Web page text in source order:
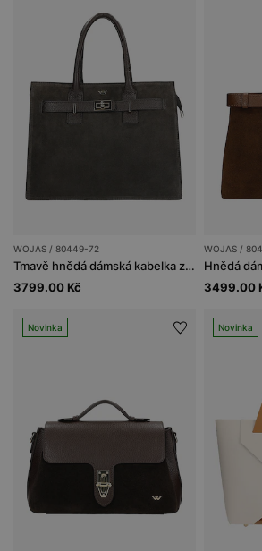
WOJAS / 80449-72
Tmavě hnědá dámská kabelka z kombinovaných kůží
3799.00 Kč
WOJAS /
3499.00
Novinka Novinka